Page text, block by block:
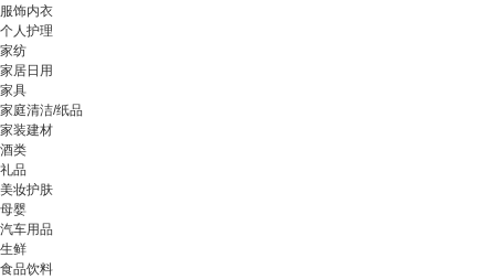
服饰内衣
个人护理
家纺
家居日用
家具
家庭清洁/纸品
家装建材
酒类
礼品
美妆护肤
母婴
汽车用品
生鲜
食品饮料